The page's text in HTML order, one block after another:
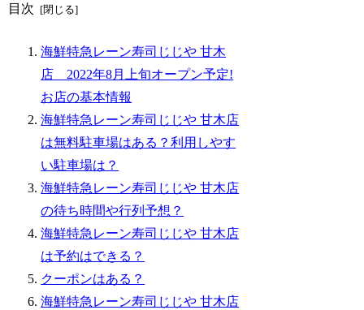
目次
海鮮特急レーン寿司じじや 甘木
店 2022年8月上旬オープン予定!
お店の基本情報
海鮮特急レーン寿司じじや 甘木店
は無料駐車場はある？利用しやす
い駐車場は？
海鮮特急レーン寿司じじや 甘木店
の待ち時間や行列予想？
海鮮特急レーン寿司じじや 甘木店
は予約はできる？
クーポンはある？
海鮮特急レーン寿司じじや 甘木店